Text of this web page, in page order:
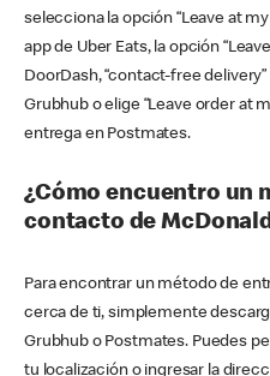
selecciona la opción “Leave at
app de Uber Eats, la opción
DoorDash, “contact-free
Grubhub o elige “Leave order at
entrega en Postmates.
¿Cómo encuentro un
contacto de
Para encontrar un método de
cerca de ti, simplemente
Grubhub o Postmates. Puedes
tu localización o ingresar la